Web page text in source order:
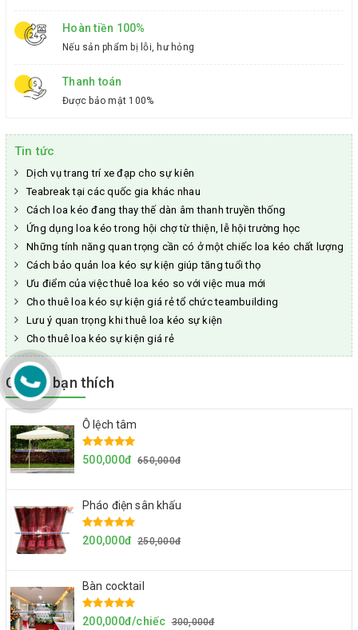
Hoàn tiền 100%
Nếu sản phẩm bị lỗi, hư hỏng
Thanh toán
Được bảo mật 100%
Tin tức
Dịch vụ trang trí xe đạp cho sự kiên
Teabreak tại các quốc gia khác nhau
Cách loa kéo đang thay thế dàn âm thanh truyền thống
Ứng dụng loa kéo trong hội chợ từ thiện, lễ hội trường học
Những tính năng quan trọng cần có ở một chiếc loa kéo chất lượng
Cách bảo quản loa kéo sự kiện giúp tăng tuổi thọ
Ưu điểm của việc thuê loa kéo so với việc mua mới
Cho thuê loa kéo sự kiện giá rẻ tổ chức teambuilding
Lưu ý quan trọng khi thuê loa kéo sự kiện
Cho thuê loa kéo sự kiện giá rẻ
Có thể bạn thích
Ô lệch tâm
500,000đ 650,000đ
Pháo điện sân khấu
200,000đ 250,000đ
Bàn cocktail
200,000đ/chiếc 300,000đ